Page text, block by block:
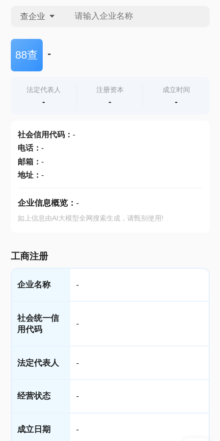
查企业
查企业
查产地
88查 -
法定代表人
-
注册资本
-
成立时间
-
社会信用代码： -
电话： -
邮箱： -
地址： -
企业信息概览： -
如上信息由AI大模型全网搜索生成，请甄别使用!
工商注册
企业名称 -
社会统一信
用代码
-
法定代表人 -
经营状态 -
成立日期 -